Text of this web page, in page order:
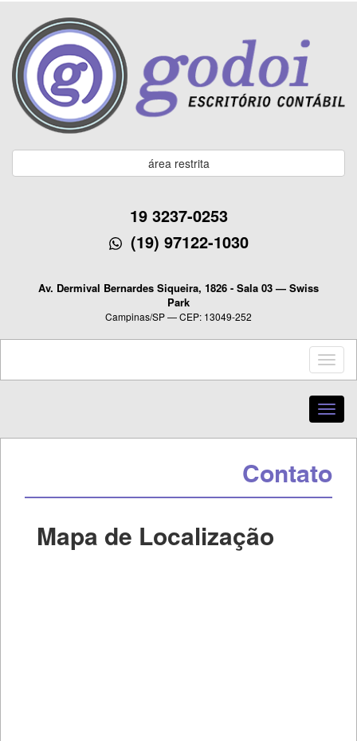
área restrita
19 3237-0253
(19) 97122-1030
Av. Dermival Bernardes Siqueira, 1826 - Sala 03 — Swiss
Park
Campinas/SP — CEP: 13049-252
Contato
Mapa de Localização